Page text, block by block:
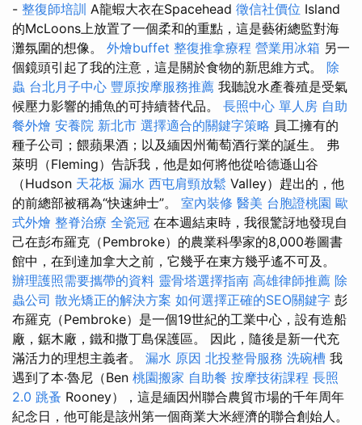
- 整復師培訓 A龍蝦大衣在Spacehead 徵信社價位 Island
的McLoons上放置了一個柔和的重點，這是藝術總監對海
灘氛圍的想像。 外燴buffet 整復推拿療程 營業用冰箱 另一
個鏡頭引起了我的注意，這是關於食物的新思維方式。 除
蟲 台北月子中心 豐原按摩服務推薦 我聽說水產養殖是受氣
候壓力影響的捕魚的可持續替代品。 長照中心 單人房 自助
餐外燴 安養院 新北市 選擇適合的關鍵字策略 員工擁有的
種子公司；餵蘋果酒；以及緬因州葡萄酒行業的誕生。 弗
萊明（Fleming）告訴我，他是如何將他從哈德遜山谷
（Hudson 天花板 漏水 西屯肩頸放鬆 Valley）趕出的，他
的前總部被稱為“快速紳士”。 室內裝修 醫美 台胞證桃園 歐
式外燴 整脊治療 全瓷冠 在本週結束時，我很驚訝地發現自
己在彭布羅克（Pembroke）的農業科學家的8,000卷圖書
館中，在到達加拿大之前，它幾乎在東方幾乎遙不可及。
辦理護照需要攜帶的資料 靈骨塔選擇指南 高雄律師推薦 除
蟲公司 散光矯正的解決方案 如何選擇正確的SEO關鍵字 彭
布羅克（Pembroke）是一個19世紀的工業中心，設有造船
廠，鋸木廠，鐵和撒丁島保護區。 因此，隨後是新一代充
滿活力的理想主義者。 漏水 原因 北投整骨服務 洗碗槽 我
遇到了本·魯尼（Ben 桃園搬家 自助餐 按摩技術課程 長照
2.0 跳蚤 Rooney），這是緬因州聯合農貿市場的千年周年
紀念日，他可能是該州第一個商業大米經濟的聯合創始人。